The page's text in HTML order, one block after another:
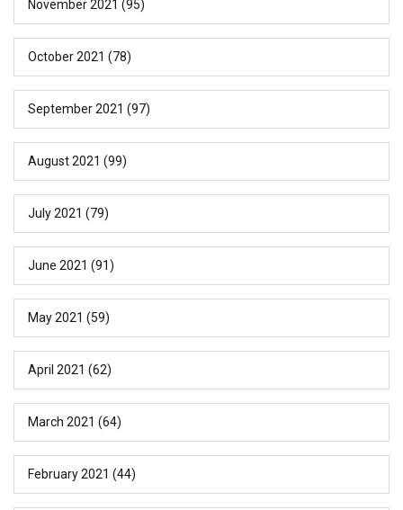
November 2021 (95)
October 2021 (78)
September 2021 (97)
August 2021 (99)
July 2021 (79)
June 2021 (91)
May 2021 (59)
April 2021 (62)
March 2021 (64)
February 2021 (44)